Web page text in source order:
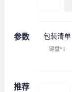
参数 包装清单
键盘*1
推荐